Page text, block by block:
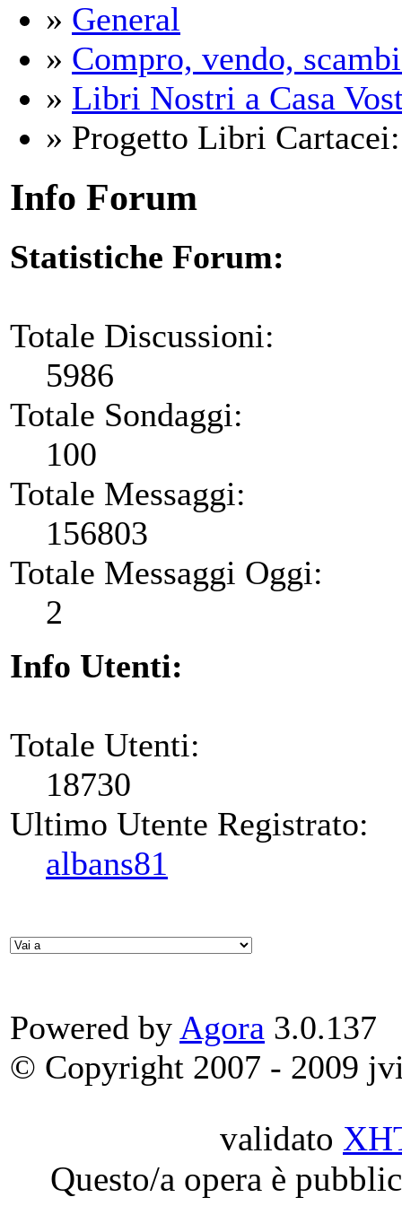
» General
» Compro, vendo,
» Libri Nostri a Casa
» Progetto Libri
Info Forum
Statistiche Forum:
Totale Discussioni:
5986
Totale Sondaggi:
100
Totale Messaggi:
156803
Totale Messaggi Oggi:
2
Info Utenti:
Totale Utenti:
18730
Ultimo Utente Registrato:
albans81
Powered by Agora 3.0.137
© Copyright 2007 - 2009
validato
Questo/a opera è